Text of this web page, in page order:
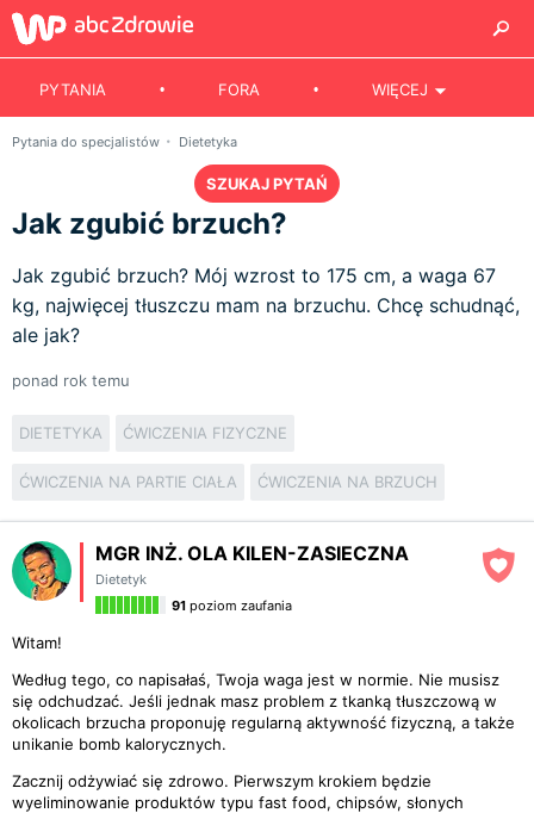
PYTANIA FORA WIĘCEJ
Pytania do specjalistów Dietetyka
SZUKAJ PYTAŃ
Jak zgubić brzuch?
Jak zgubić brzuch? Mój wzrost to 175 cm, a waga 67
kg, najwięcej tłuszczu mam na brzuchu. Chcę schudnąć,
ale jak?
ponad rok temu
DIETETYKA ĆWICZENIA FIZYCZNE
ĆWICZENIA NA PARTIE CIAŁA ĆWICZENIA NA BRZUCH
MGR INŻ. OLA KILEN-ZASIECZNA
Dietetyk
91 poziom zaufania
Witam!
Według tego, co napisałaś, Twoja waga jest w normie. Nie musisz
się odchudzać. Jeśli jednak masz problem z tkanką tłuszczową w
okolicach brzucha proponuję regularną aktywność fizyczną, a także
unikanie bomb kalorycznych.
Zacznij odżywiać się zdrowo. Pierwszym krokiem będzie
wyeliminowanie produktów typu fast food, chipsów, słonych